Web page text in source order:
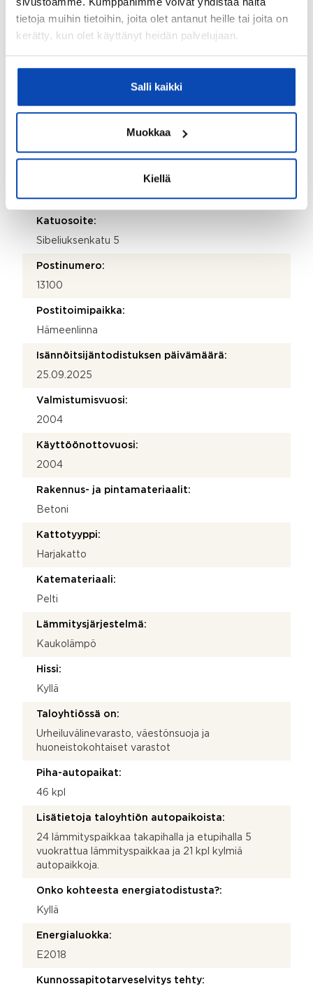
tietoja muihin tietoihin, joita olet antanut heille tai joita on
kerätty, kun olet käyttänyt heidän palvelujaan.
Salli kaikki
Muokkaa
Kiellä
JMS Kiinteistöhuolto Oy, Turenki
Isännöitsijätoimisto:
Marika Nikkilä
marika.nikkila@retta.fi
010228 7009
Katuosoite:
Sibeliuksenkatu 5
Postinumero:
13100
Postitoimipaikka:
Hämeenlinna
Isännöitsijäntodistuksen päivämäärä:
25.09.2025
Valmistumisvuosi:
2004
Käyttöönottovuosi:
2004
Rakennus- ja pintamateriaalit:
Betoni
Kattotyyppi:
Harjakatto
Katemateriaali:
Pelti
Lämmitysjärjestelmä:
Kaukolämpö
Hissi:
Kyllä
Taloyhtiössä on:
Urheiluvälinevarasto, väestönsuoja ja
huoneistokohtaiset varastot
Piha-autopaikat:
46 kpl
Lisätietoja taloyhtiön autopaikoista:
24 lämmityspaikkaa takapihalla ja etupihalla 5
vuokrattua lämmityspaikkaa ja 21 kpl kylmiä
autopaikkoja.
Onko kohteesta energiatodistusta?:
Kyllä
Energialuokka:
E2018
Kunnossapitotarveselvitys tehty: